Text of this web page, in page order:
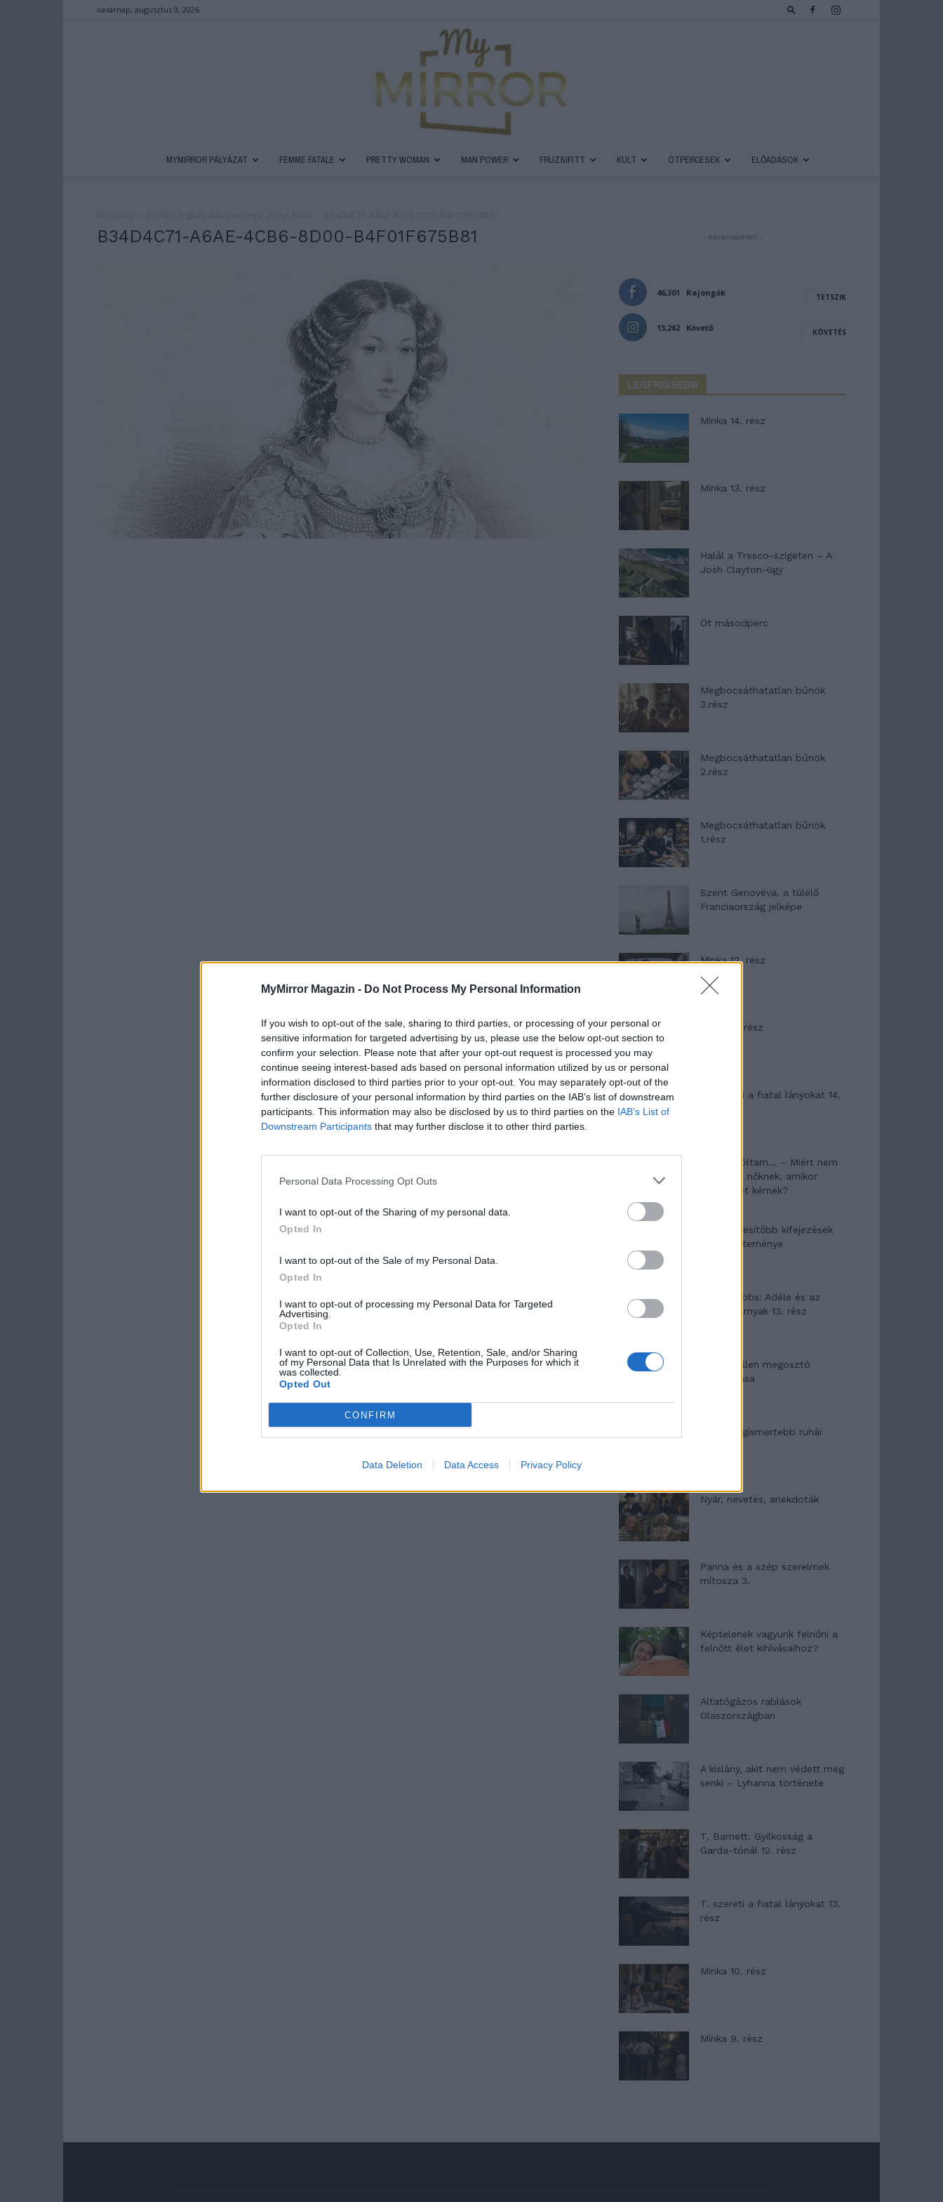
MyMirror Magazin - Do Not Process My Personal Information
If you wish to opt-out of the sale, sharing to third parties, or processing of your personal or
sensitive information for targeted advertising by us, please use the below opt-out section to
confirm your selection. Please note that after your opt-out request is processed you may
continue seeing interest-based ads based on personal information utilized by us or personal
information disclosed to third parties prior to your opt-out. You may separately opt-out of the
further disclosure of your personal information by third parties on the IAB’s list of downstream
participants. This information may also be disclosed by us to third parties on the IAB’s List of
Downstream Participants that may further disclose it to other third parties.
Personal Data Processing Opt Outs
I want to opt-out of the Sharing of my personal data.
Opted In
I want to opt-out of the Sale of my Personal Data.
Opted In
I want to opt-out of processing my Personal Data for Targeted
Advertising.
Opted In
I want to opt-out of Collection, Use, Retention, Sale, and/or Sharing
of my Personal Data that Is Unrelated with the Purposes for which it
was collected.
Opted Out
CONFIRM
Data Deletion Data Access Privacy Policy
vasárnap, augusztus 9, 2026
MYMIRROR PÁLYÁZAT FEMME FATALE PRETTY WOMAN MAN POWER FRUZSIFITT KULT ÖTPERCESEK ELŐADÁSOK
B34D4C71-A6AE-4CB6-8D00-B4F01F675B81 - Advertisement -
46,301 Rajongók TETSZIK
13,262 Követő KÖVETÉS
LEGFRISSEBB
Minka 14. rész
Minka 13. rész
Halál a Tresco-szigeten – A
Josh Clayton-ügy
Öt másodperc
Megbocsáthatatlan bűnök
3.rész
Megbocsáthatatlan bűnök
2.rész
Megbocsáthatatlan bűnök
1.rész
Szent Genovéva, a túlélő
Franciaország jelképe
Minka 12. rész
Minka 11. rész
T. szereti a fiatal lányokat 14.
Pedig szóltam… – Miért nem
hiszünk a nőknek, amikor
segítséget kérnek?
A legidegesítőbb kifejezések
laza gyűjteménye
Elyna Robbs: Adéle és az
örökölt árnyak 13. rész
Woody Allen megosztó
zsenialitása
A világ legismertebb ruhái
Nyár, nevetés, anekdoták
Panna és a szép szerelmek
mítosza 3.
Képtelenek vagyunk felnőni a
felnőtt élet kihívásaihoz?
Altatógázos rablások
Olaszországban
A kislány, akit nem védett meg
senki – Lyhanna története
T. Barnett: Gyilkosság a
Garda-tónál 12. rész
T. szereti a fiatal lányokat 13.
rész
Minka 10. rész
Minka 9. rész